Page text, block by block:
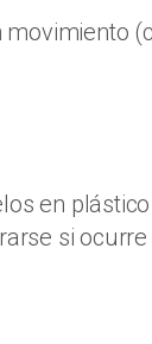
movimiento
en
si